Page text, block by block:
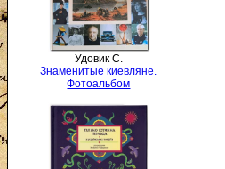
Удовик С.
Знаменитые киевляне.
Фотоальбом